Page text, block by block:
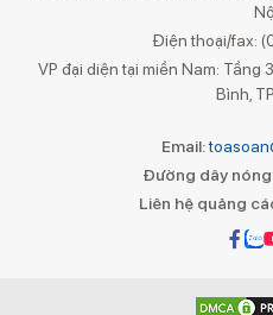
Điện thoại/fax:
VP đại diện tại miền Nam: Tầng
Bình,
Email:
Đường dây
Liên hệ quảng